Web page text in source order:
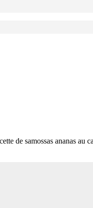
de samossas ananas